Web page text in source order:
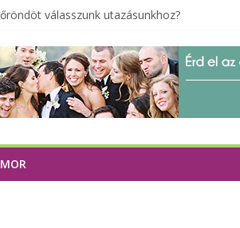
válasszunk utazásunkhoz?
amit szívesen megtartasz magadnak
tömörfa ládák Indiából